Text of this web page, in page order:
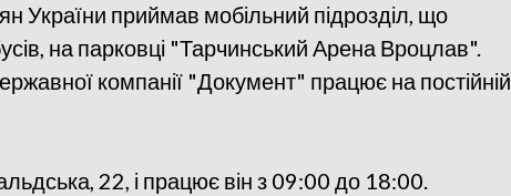
України приймав мобільний підрозділ, що
на парковці "Тарчинський Арена Вроцлав".
компанії "Документ" працює на постійній
22, і працює він з 09:00 до 18:00.